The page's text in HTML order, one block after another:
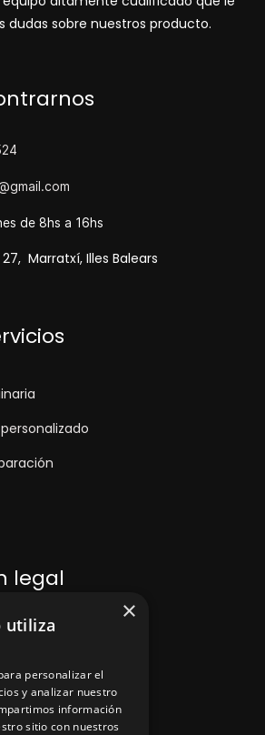
dudas sobre nuestros producto.
de 8hs a 16hs
27, Marratxí, Illes Balears
legal
×
utiliza
personalizar el
y analizar nuestro
información
sitio con nuestros